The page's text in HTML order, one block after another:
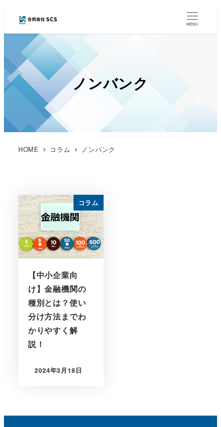
MENU
ノンバンク
HOME コラム ノンバンク
コラム
【中小企業向
け】金融機関の
種別とは？使い
分け方法までわ
かりやすく解
説！
2024年3月18日